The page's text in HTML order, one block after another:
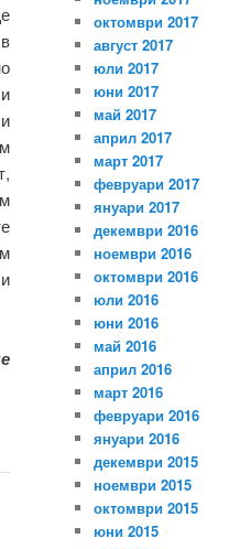
октомври 2017
август 2017
юли 2017
юни 2017
май 2017
април 2017
март 2017
февруари 2017
януари 2017
декември 2016
ноември 2016
октомври 2016
юли 2016
юни 2016
май 2016
април 2016
март 2016
февруари 2016
януари 2016
декември 2015
ноември 2015
октомври 2015
юни 2015